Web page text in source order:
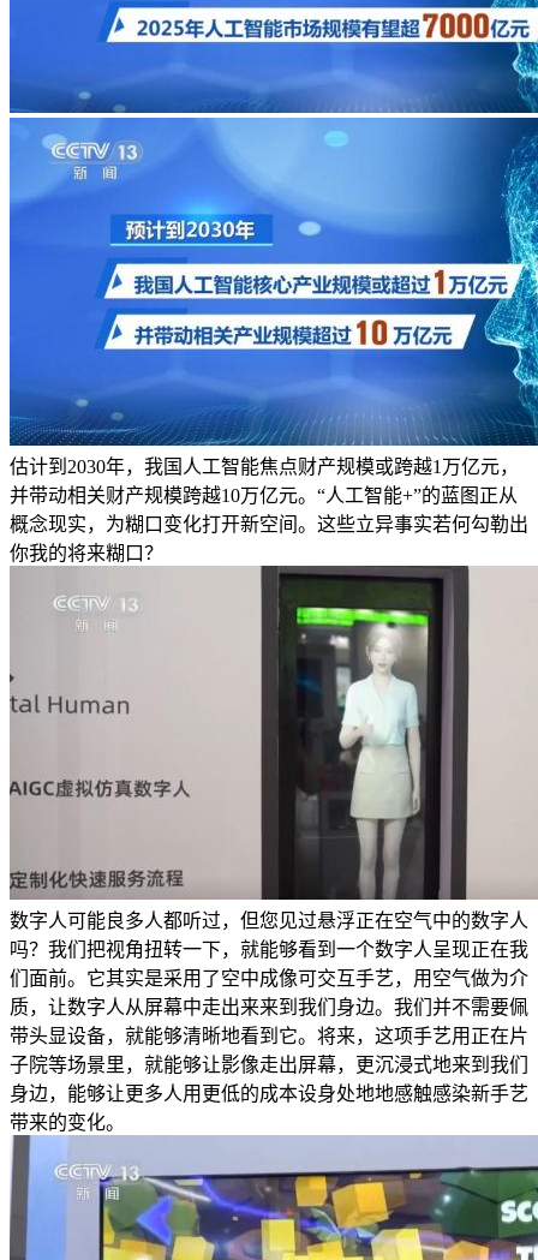
估计到2030年，我国人工智能焦点财产规模或跨越1万亿元，
并带动相关财产规模跨越10万亿元。“人工智能+”的蓝图正从
概念现实，为糊口变化打开新空间。这些立异事实若何勾勒出
你我的将来糊口？
数字人可能良多人都听过，但您见过悬浮正在空气中的数字人
吗？我们把视角扭转一下，就能够看到一个数字人呈现正在我
们面前。它其实是采用了空中成像可交互手艺，用空气做为介
质，让数字人从屏幕中走出来来到我们身边。我们并不需要佩
带头显设备，就能够清晰地看到它。将来，这项手艺用正在片
子院等场景里，就能够让影像走出屏幕，更沉浸式地来到我们
身边，能够让更多人用更低的成本设身处地地感触感染新手艺
带来的变化。